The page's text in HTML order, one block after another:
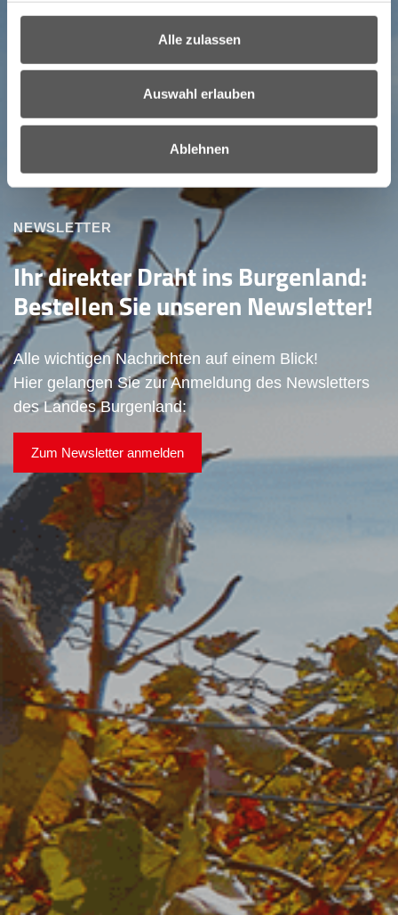
Alle zulassen
Auswahl erlauben
Ablehnen
NEWSLETTER
Ihr direkter Draht ins Burgenland:
Bestellen Sie unseren Newsletter!
Alle wichtigen Nachrichten auf einem Blick!
Hier gelangen Sie zur Anmeldung des Newsletters
des Landes Burgenland:
Zum Newsletter anmelden